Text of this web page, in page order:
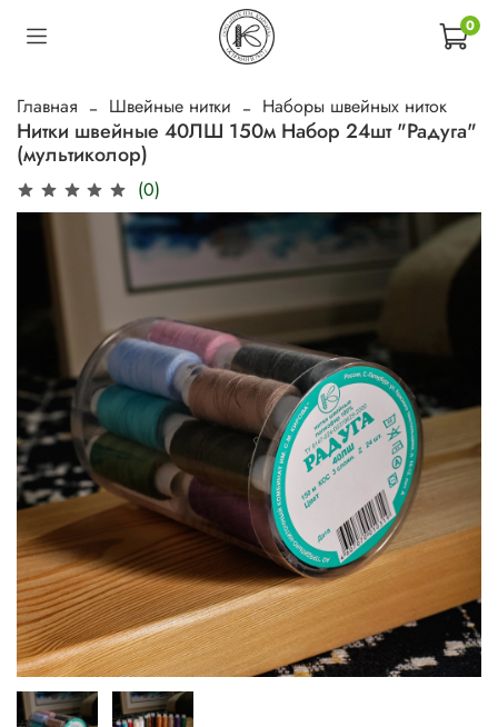
0
Главная Швейные нитки Наборы швейных ниток
Нитки швейные 40ЛШ 150м Набор 24шт "Радуга"
(мультиколор)
(0)